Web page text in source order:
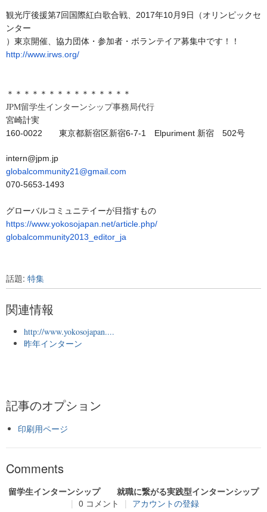
観光庁後援第7回国際紅白歌合戦、2017年10月9日（オリンピックセ
ンター
）東京開催、協力団体・参加者・ボランテイア募集中です！！
http://www.irws.org/
＊＊＊＊＊＊＊＊＊＊＊＊＊＊＊
JPM留学生インターンシップ事務局代行
宮崎計実
160-0022 東京都新宿区新宿6-7-1 Elpuriment 新宿 502号
intern@jpm.jp
globalcommunity21@gmail.com
070-5653-1493
グローバルコミュニテイーが目指すもの
https://www.yokosojapan.net/article.php/
globalcommunity2013_editor_ja
話題: 特集
関連情報
http://www.yokosojapan....
昨年インターン
記事のオプション
印刷用ページ
Comments
留学生インターンシップ 就職に繋がる実践型インターンシップ
| 0 コメント | アカウントの登録